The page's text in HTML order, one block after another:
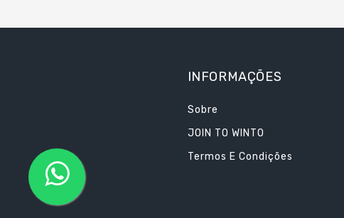
INFORMAÇÕES
Sobre
JOIN TO WINTO
Termos E Condições